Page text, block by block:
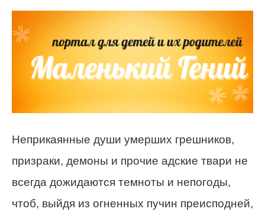
Неприкаянные души умерших грешников,
призраки, демоны и прочие адские твари не
всегда дожидаются темноты и непогоды,
чтоб, выйдя из огненных пучин преисподней,